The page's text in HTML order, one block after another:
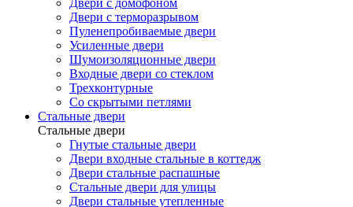
Двери с домофоном
Двери с терморазрывом
Пуленепробиваемые двери
Усиленные двери
Шумоизоляционные двери
Входные двери со стеклом
Трехконтурные
Со скрытыми петлями
Стальные двери
Стальные двери
Гнутые стальные двери
Двери входные стальные в коттедж
Двери стальные распашные
Стальные двери для улицы
Двери стальные утепленные